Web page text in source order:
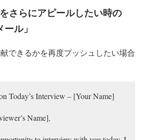
さらにアピールしたい時の
ル」
できるかを再度プッシュしたい場合
Today’s Interview – [Your Name]
Name],